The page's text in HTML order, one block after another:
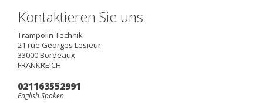
Kontaktieren Sie uns
Trampolin Technik
21 rue Georges Lesieur
33000Bordeaux
FRANKREICH
021163552991
English Spoken